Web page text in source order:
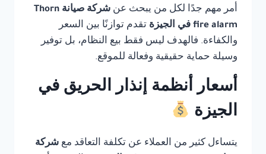
أمر مهم جدًا لكل من يبحث عن
شركة صيانة Thorn
fire alarm في الجيزة
تقدم توازنًا بين السعر
والكفاءة. فالهدف ليس فقط بيع النظام، بل توفير
وسيلة حماية حقيقية وفعالة للموقع.
أسعار أنظمة إنذار الحريق في
الجيزة
يتساءل كثير من العملاء عن تكلفة التعاقد مع شركة